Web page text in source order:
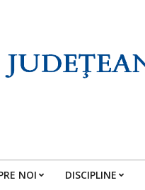
Primary
NOI DISCIPLINE